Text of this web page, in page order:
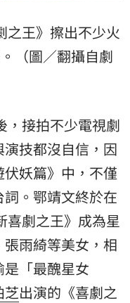
王》擦出不少火
（圖／翻攝自劇
，接拍不少電視劇
技都沒自信，因
妖篇》中，不僅
。鄂靖文終於在
喜劇之王》成為星
雨綺等美女，相
「最醜星女
芝出演的《喜劇之